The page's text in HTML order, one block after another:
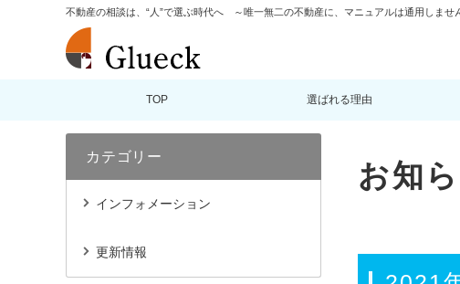
不動産の相談は、“人”で選ぶ時代へ ～唯一無二の不動産に、マニュアルは通用しま
TOP 選ばれる理由
お知
カテゴリー
インフォメーション
更新情報